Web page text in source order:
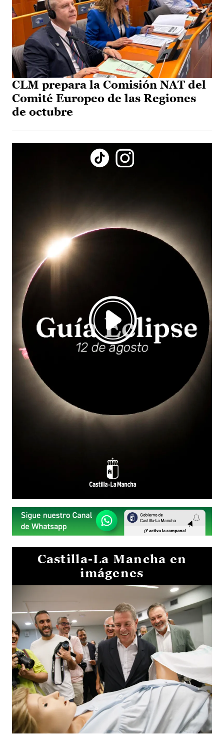
CLM prepara la Comisión NAT del
Comité Europeo de las Regiones
de octubre
Castilla-La Mancha en
imágenes